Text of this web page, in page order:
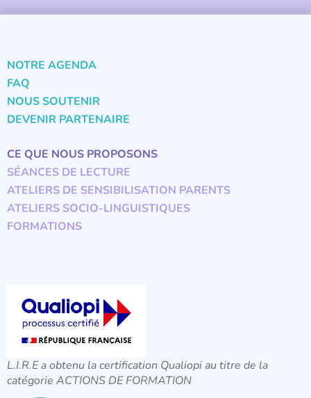
NOTRE AGENDA
FAQ
NOUS SOUTENIR
DEVENIR PARTENAIRE
CE QUE NOUS PROPOSONS
SÉANCES DE LECTURE
ATELIERS DE SENSIBILISATION PARENTS
ATELIERS SOCIO-LINGUISTIQUES
FORMATIONS
L.I.R.E a obtenu la certification Qualiopi au titre de la
catégorie ACTIONS DE FORMATION